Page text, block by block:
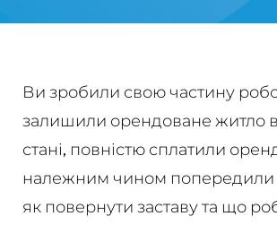
Ви зробили свою частину
залишили орендоване житло
стані, повністю сплатили
належним чином попередили
як повернути заставу та що